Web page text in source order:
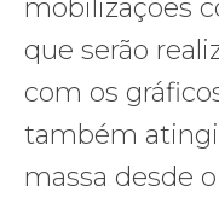
mobilizações
que serão
com os
também
massa desde